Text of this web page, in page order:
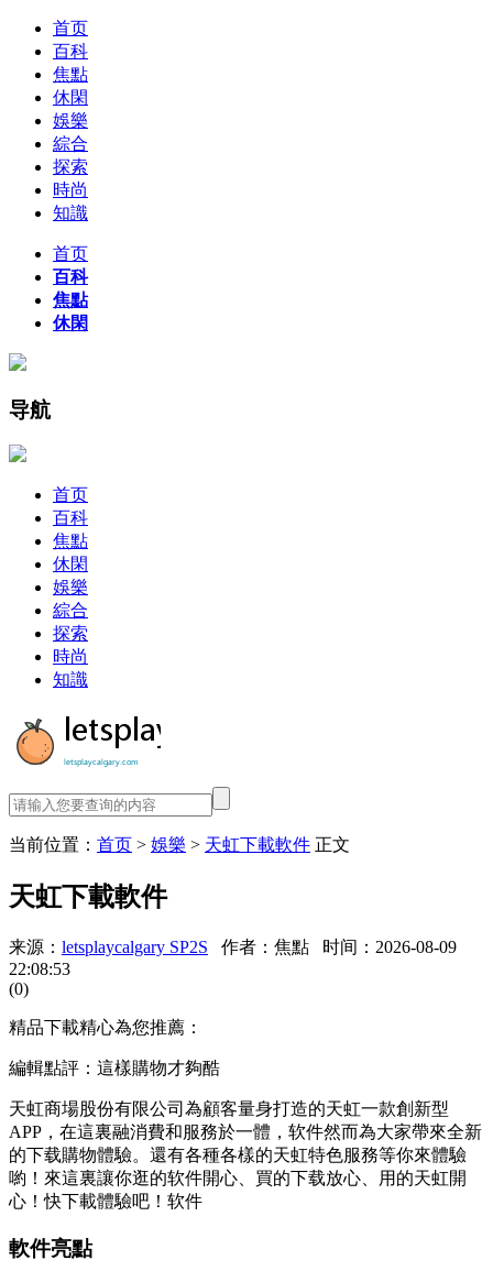
首页
百科
焦點
休閑
娛樂
綜合
探索
時尚
知識
首页
百科
焦點
休閑
导航
首页
百科
焦點
休閑
娛樂
綜合
探索
時尚
知識
当前位置： 首页 > 娛樂 > 天虹下載軟件 正文
天虹下載軟件
来源： letsplaycalgary SP2S 作者：焦點
时间：2026-08-09
22:08:53
(0)
精品下載精心為您推薦：
編輯點評：這樣購物才夠酷
天虹商場股份有限公司為顧客量身打造的天虹一款創新型
APP，在這裏融消費和服務於一體，软件然而為大家帶來全新
的下载購物體驗。還有各種各樣的天虹特色服務等你來體驗
喲！來這裏讓你逛的软件開心、買的下载放心、用的天虹開
心！快下載體驗吧！软件
軟件亮點